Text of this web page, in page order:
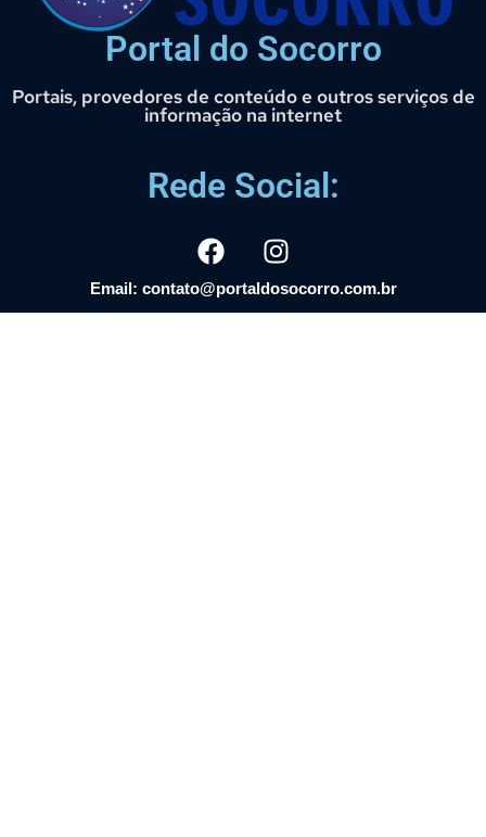
Portal do Socorro
Portais, provedores de conteúdo e outros serviços de
informação na internet
Rede Social:
Email: contato@portaldosocorro.com.br